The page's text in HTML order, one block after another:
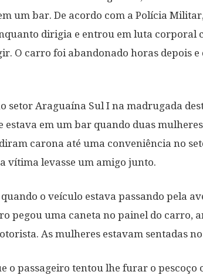
um bar. De acordo com a Polícia
dirigia e entrou em luta corporal
O carro foi abandonado horas depois e
setor Araguaína Sul I na madrugada
estava em um bar quando duas
carona até uma conveniência no
vítima levasse um amigo junto.
o veículo estava passando pela
pegou uma caneta no painel do carro,
As mulheres estavam sentadas
o passageiro tentou lhe furar o pescoço